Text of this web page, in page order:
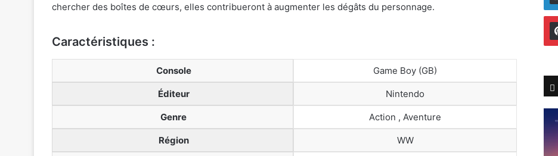
chercher des boîtes de cœurs, elles contribueront à augmenter les dégâts du personnage.
Caractéristiques :
Console Game Boy (GB)
Éditeur Nintendo
Genre Action , Aventure
Région WW